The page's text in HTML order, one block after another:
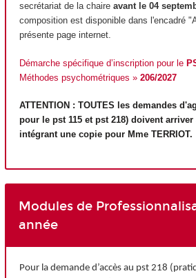
secrétariat de la chaire avant le 04
composition est disponible dans l'encadré
présente page internet.
Démarche spécifique d’inscription pour le
Méthodes psychométriques » 206/2027
ATTENTION : TOUTES les demandes
pour le pst 115 et pst 218) doivent
intégrant une copie pour Mme TERRIOT.
Modules de
année
Pour la demande d’accès au pst 218